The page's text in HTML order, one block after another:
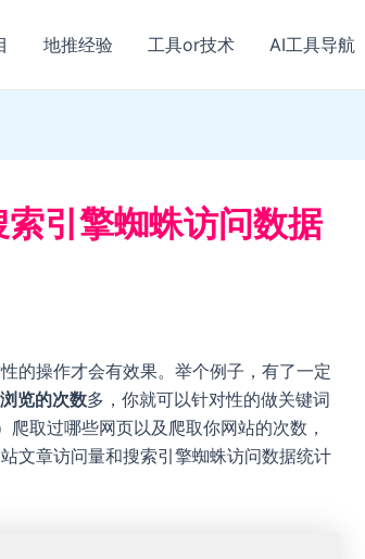
地推经验 工具or技术 AI工具导航
引擎蜘蛛访问数据
的操作才会有效果。举个例子，有了一定
览的次数多，你就可以针对性的做关键词
取过哪些网页以及爬取你网站的次数，
文章访问量和搜索引擎蜘蛛访问数据统计